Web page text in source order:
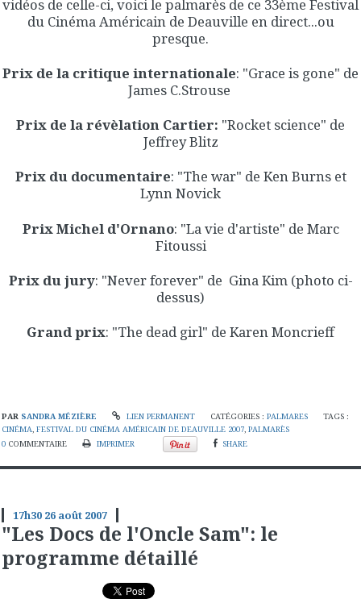
vidéos de celle-ci, voici le palmarès de ce 33ème Festival
du Cinéma Américain de Deauville en direct...ou
presque.
Prix de la critique internationale: "Grace is gone" de
James C.Strouse
Prix de la révèlation Cartier: "Rocket science" de
Jeffrey Blitz
Prix du documentaire: "The war" de Ken Burns et
Lynn Novick
Prix Michel d'Ornano: "La vie d'artiste" de Marc
Fitoussi
Prix du jury: "Never forever" de Gina Kim (photo ci-
dessus)
Grand prix: "The dead girl" de Karen Moncrieff
PAR SANDRA MÉZIÈRE LIEN PERMANENT CATÉGORIES :PALMARES
TAGS :
CINÉMA, FESTIVAL DU CINÉMA AMÉRICAIN DE DEAUVILLE 2007, PALMARÈS
0 COMMENTAIRE IMPRIMER SHARE
17h30 26 août 2007
"Les Docs de l'Oncle Sam": le
programme détaillé